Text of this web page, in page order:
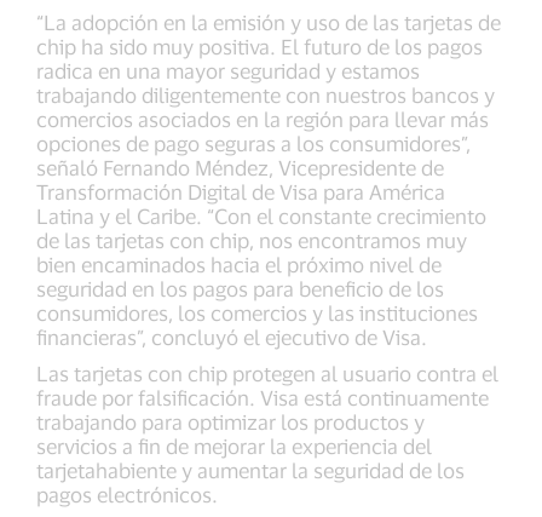
“La adopción en la emisión y uso de las tarjetas de
chip ha sido muy positiva. El futuro de los pagos
radica en una mayor seguridad y estamos
trabajando diligentemente con nuestros bancos y
comercios asociados en la región para llevar más
opciones de pago seguras a los consumidores”,
señaló Fernando Méndez, Vicepresidente de
Transformación Digital de Visa para América
Latina y el Caribe. “Con el constante crecimiento
de las tarjetas con chip, nos encontramos muy
bien encaminados hacia el próximo nivel de
seguridad en los pagos para beneficio de los
consumidores, los comercios y las instituciones
financieras”, concluyó el ejecutivo de Visa.
Las tarjetas con chip protegen al usuario contra el
fraude por falsificación. Visa está continuamente
trabajando para optimizar los productos y
servicios a fin de mejorar la experiencia del
tarjetahabiente y aumentar la seguridad de los
pagos electrónicos.